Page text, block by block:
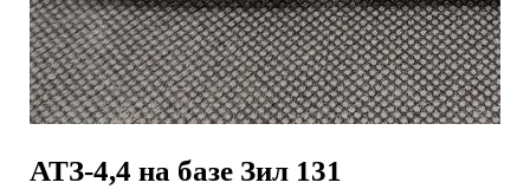
АТЗ-4,4 на базе Зил 131